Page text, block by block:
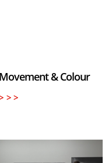
Movement & Colour
> >